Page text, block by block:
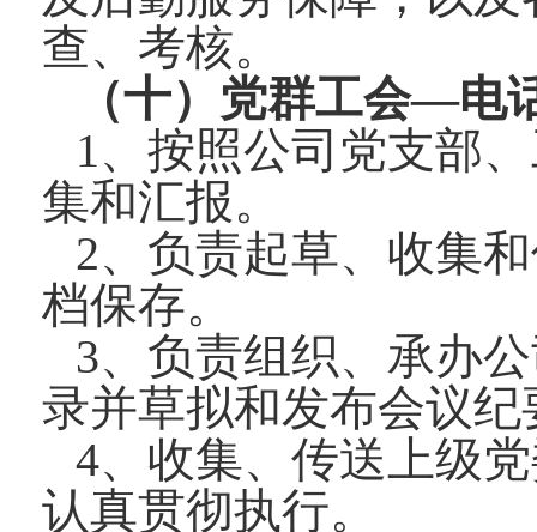
查、考核。
（十）党群工会—电
1、按照公司党支部、
集和汇报。
2、负责起草、收集
档保存。
3、负责组织、承办
录并草拟和发布会议纪
4、收集、传送上级
认真贯彻执行。